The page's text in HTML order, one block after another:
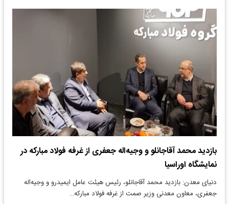
بازدید محمد آقاجانلو و وجیه‌اله جعفری از غرفه فولاد مبارکه در
نمایشگاه اوراسیا
دنیای معدن: بازدید محمد آقاجانلو، رئیس هیئت عامل ایمیدرو و وجیه‌اله
جعفری، معاون معدنی وزیر صمت از غرفه فولاد مبارکه…